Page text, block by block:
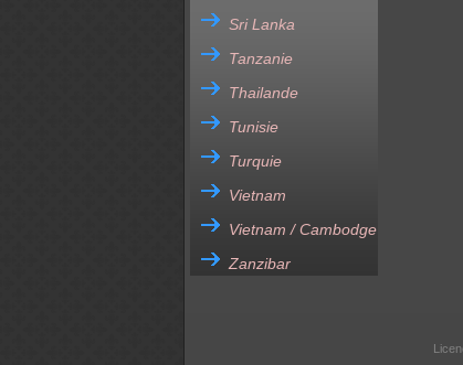
Sri Lanka
Tanzanie
Thailande
Tunisie
Turquie
Vietnam
Vietnam / Cambodge
Zanzibar